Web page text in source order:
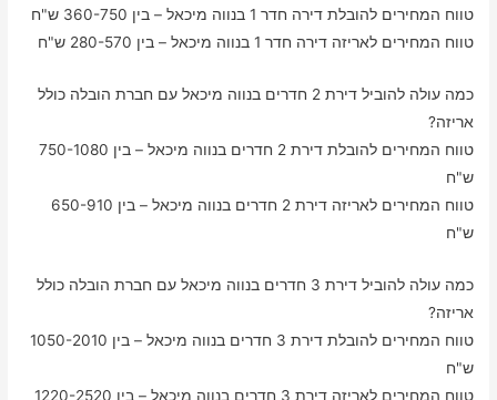
טווח המחירים להובלת דירה חדר 1 בנווה מיכאל – בין 360-750 ש"ח
טווח המחירים לאריזה דירה חדר 1 בנווה מיכאל – בין 280-570 ש"ח
כמה עולה להוביל דירת 2 חדרים בנווה מיכאל עם חברת הובלה כולל
אריזה?
טווח המחירים להובלת דירת 2 חדרים בנווה מיכאל – בין 750-1080
ש"ח
טווח המחירים לאריזה דירת 2 חדרים בנווה מיכאל – בין 650-910
ש"ח
כמה עולה להוביל דירת 3 חדרים בנווה מיכאל עם חברת הובלה כולל
אריזה?
טווח המחירים להובלת דירת 3 חדרים בנווה מיכאל – בין 1050-2010
ש"ח
טווח המחירים לאריזה דירת 3 חדרים בנווה מיכאל – בין 1220-2520